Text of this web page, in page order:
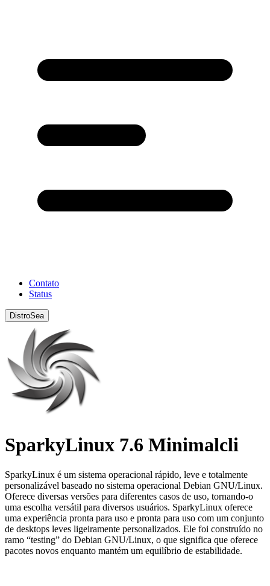
Contato
Status
DistroSea
SparkyLinux 7.6 Minimalcli
SparkyLinux é um sistema operacional rápido, leve e totalmente
personalizável baseado no sistema operacional Debian GNU/Linux.
Oferece diversas versões para diferentes casos de uso, tornando-o
uma escolha versátil para diversos usuários. SparkyLinux oferece
uma experiência pronta para uso e pronta para uso com um conjunto
de desktops leves ligeiramente personalizados. Ele foi construído no
ramo “testing” do Debian GNU/Linux, o que significa que oferece
pacotes novos enquanto mantém um equilíbrio de estabilidade.